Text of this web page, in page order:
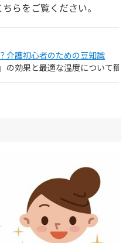
らをご覧ください。
介護初心者のための豆知識
の効果と最適な温度について簡単